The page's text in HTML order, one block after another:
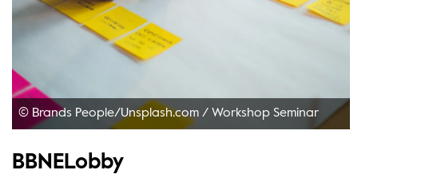
© Brands People/Unsplash.com /Workshop Seminar
BBNELobby